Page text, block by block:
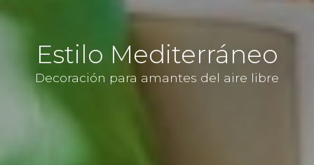
Estilo Mediterráneo
Decoración para amantes del aire libre